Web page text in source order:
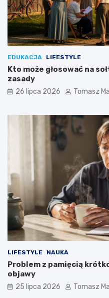
?
EDUKACJA LIFESTYLE
Kto może głosować na
zasady
26 lipca 2026 Tomasz
LIFESTYLE NAUKA
Problem z pamięcią
objawy
25 lipca 2026 Tomasz